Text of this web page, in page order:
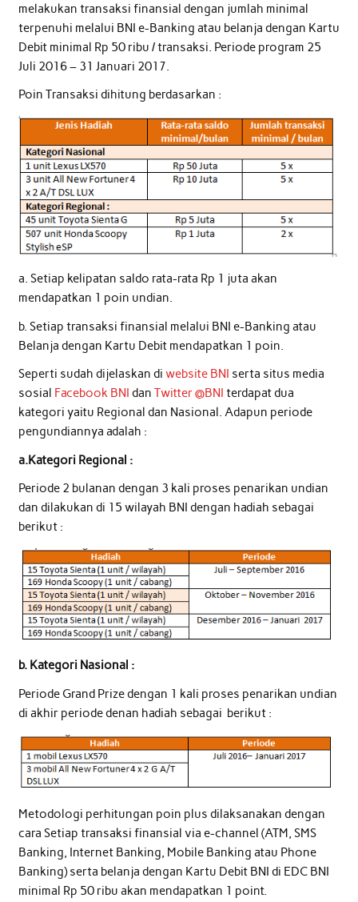
melakukan transaksi finansial dengan jumlah minimal
terpenuhi melalui BNI e-Banking atau belanja dengan Kartu
Debit minimal Rp 50 ribu / transaksi. Periode program 25
Juli 2016 – 31 Januari 2017.
Poin Transaksi dihitung berdasarkan :
a. Setiap kelipatan saldo rata-rata Rp 1 juta akan
mendapatkan 1 poin undian.
b. Setiap transaksi finansial melalui BNI e-Banking atau
Belanja dengan Kartu Debit mendapatkan 1 poin.
Seperti sudah dijelaskan di website BNI serta situs media
sosial Facebook BNI dan Twitter @BNI terdapat dua
kategori yaitu Regional dan Nasional. Adapun periode
pengundiannya adalah :
a.Kategori Regional :
Periode 2 bulanan dengan 3 kali proses penarikan undian
dan dilakukan di 15 wilayah BNI dengan hadiah sebagai
berikut :
b. Kategori Nasional :
Periode Grand Prize dengan 1 kali proses penarikan undian
di akhir periode denan hadiah sebagai berikut :
Metodologi perhitungan poin plus dilaksanakan dengan
cara Setiap transaksi finansial via e-channel (ATM, SMS
Banking, Internet Banking, Mobile Banking atau Phone
Banking) serta belanja dengan Kartu Debit BNI di EDC BNI
minimal Rp 50 ribu akan mendapatkan 1 point.